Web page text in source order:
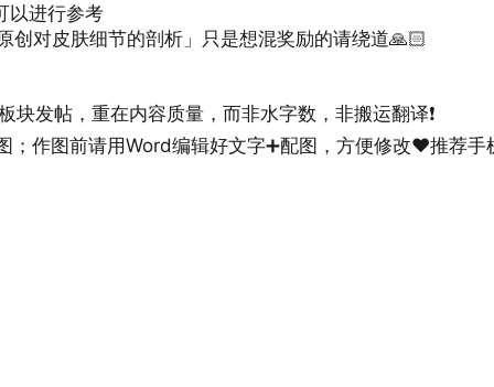
以进行参考
创对皮肤细节的剖析」只是想混奖励的请绕道🙏🏻
块发帖，重在内容质量，而非水字数，非搬运翻译❗
；作图前请用Word编辑好文字➕配图，方便修改♥推荐手